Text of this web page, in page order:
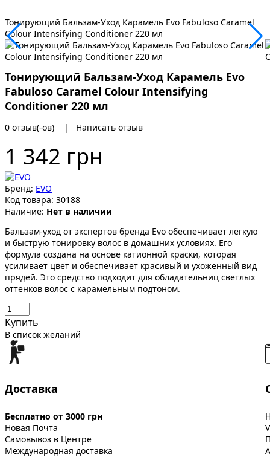
Тонирующий Бальзам-Уход Карамель Evo Fabuloso Caramel
Colour Intensifying Conditioner 220 мл
Тонирующий Бальзам-Уход Карамель Evo
Fabuloso Caramel Colour Intensifying
Conditioner 220 мл
0 отзыв(-ов) | Написать отзыв
1 342 грн
Бренд: EVO
Код товара: 30188
Наличие: Нет в наличии
Бальзам-уход от экспертов бренда Evo обеспечивает легкую
и быструю тонировку волос в домашних условиях. Его
формула создана на основе катионной краски, которая
усиливает цвет и обеспечивает красивый и ухоженный вид
прядей. Это средство подходит для обладательниц светлых
оттенков волос с карамельным подтоном.
Купить
В список желаний
Доставка
Бесплатно от 3000 грн
Новая Почта
Самовывоз в Центре
Международная доставка